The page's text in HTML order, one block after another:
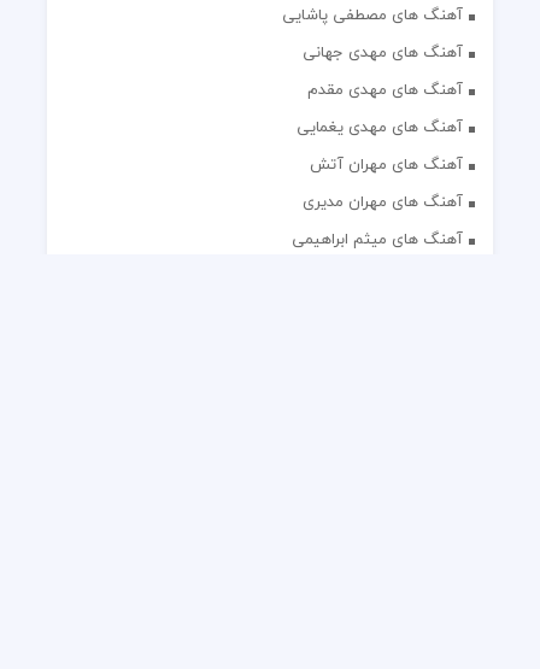
آهنگ های مصطفی پاشایی
آهنگ های مهدی جهانی
آهنگ های مهدی مقدم
آهنگ های مهدی یغمایی
آهنگ های مهران آتش
آهنگ های مهران مدیری
آهنگ های میثم ابراهیمی